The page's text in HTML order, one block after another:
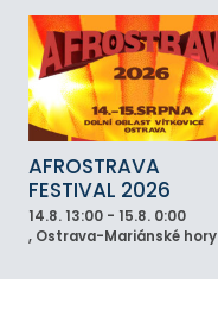
AFROSTRAVA
FESTIVAL 2026
14.8. 13:00 - 15.8. 0:00
, Ostrava-Mariánské hory